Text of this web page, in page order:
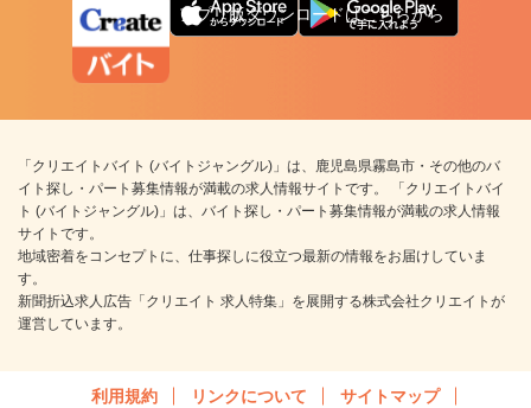
アプリ版ダウンロードはこちらから
「クリエイトバイト (バイトジャングル)」は、鹿児島県霧島市・その他のバ
イト探し・パート募集情報が満載の求人情報サイトです。 「クリエイトバイ
ト (バイトジャングル)」は、バイト探し・パート募集情報が満載の求人情報
サイトです。
地域密着をコンセプトに、仕事探しに役立つ最新の情報をお届けしていま
す。
新聞折込求人広告「クリエイト 求人特集」を展開する株式会社クリエイトが
運営しています。
利用規約 リンクについて サイトマップ